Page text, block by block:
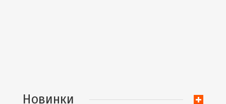
Новинки